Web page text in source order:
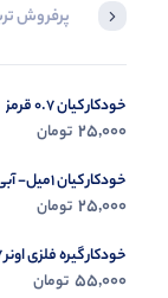
پرفروش
خودکار کیان 0.7 قرمز
25,000 تومان
خودکار کیان 1میل- آبی
25,000 تومان
خودکار گیره فلزی اونر 0.7 آبی
55,000 تومان